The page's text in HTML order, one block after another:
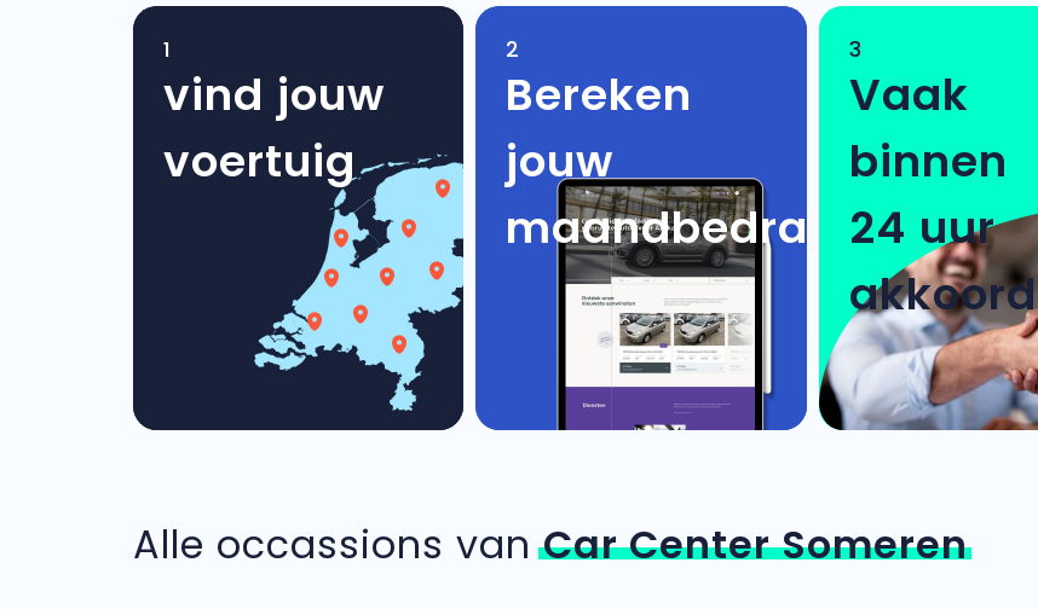
1
vind jouw
voertuig
2
Bereken
jouw
maandbedrag
3
Vaak
binnen
24 uur
akkoord
Alle occassions vanCar Center Someren